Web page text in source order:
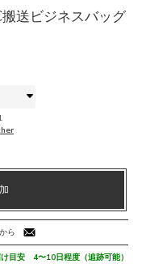
送ビジネスバッグ
ら
目安 4〜10日程度（追跡可能）